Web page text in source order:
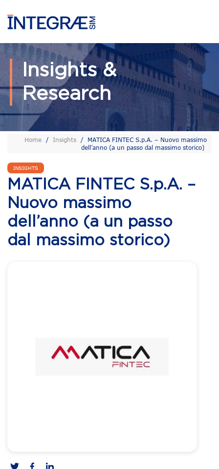
Insights &
Research
Home / Insights /
MATICA FINTEC S.p.A. – Nuovo massimo
dell’anno (a un passo dal massimo storico)
INSIGHTS
MATICA FINTEC S.p.A. –
Nuovo massimo
dell’anno (a un passo
dal massimo storico)